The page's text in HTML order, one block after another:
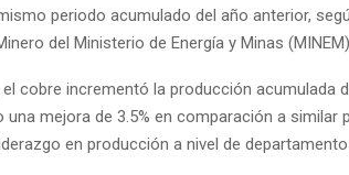
periodo acumulado del año anterior,
del Ministerio de Energía y Minas
el cobre incrementó la producción acumulada
una mejora de 3.5% en comparación a similar
en producción a nivel de